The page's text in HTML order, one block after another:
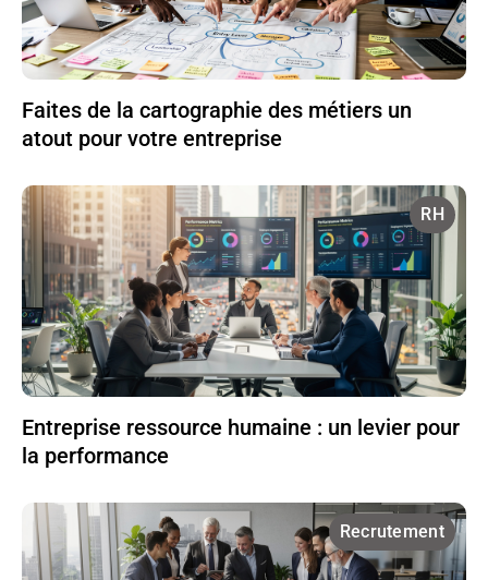
Faites de la cartographie des métiers un
atout pour votre entreprise
RH
Entreprise ressource humaine : un levier pour
la performance
Recrutement